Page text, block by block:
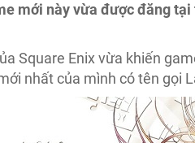
mới này vừa được đăng
Square Enix vừa khiến
nhất của mình có tên gọi